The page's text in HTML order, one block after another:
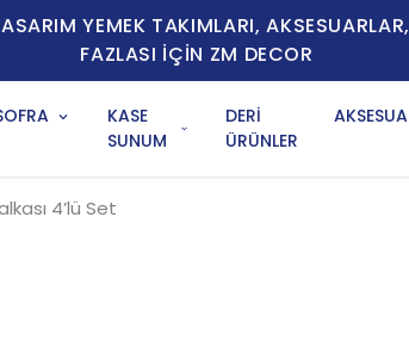
YEMEK TAKIMLARI,
FAZLASI İÇİN ZM DECOR
KASE
SUNUM
DERİ
ÜRÜNLER
4’lü Set